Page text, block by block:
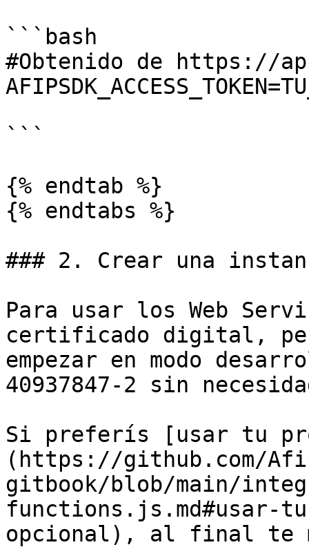
```bash
#Obtenido de https://
```
{% endtab %}
{% endtabs %}
### 2. Crear una
Para usar los Web
certificado digital,
empezar en modo
40937847-2 sin
Si preferís [usar tu
(https://github.com/
gitbook/blob/main/
functions.js.md#usar-
opcional), al final te